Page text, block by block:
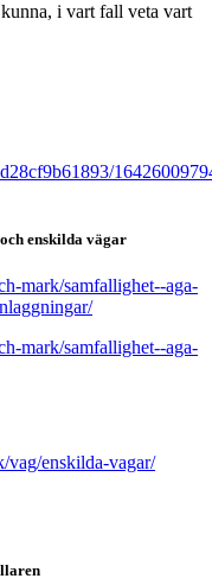
i vart fall veta vart
och enskilda vägar
mark/samfallighet--aga-
mark/samfallighet--aga-
vag/enskilda-vagar/